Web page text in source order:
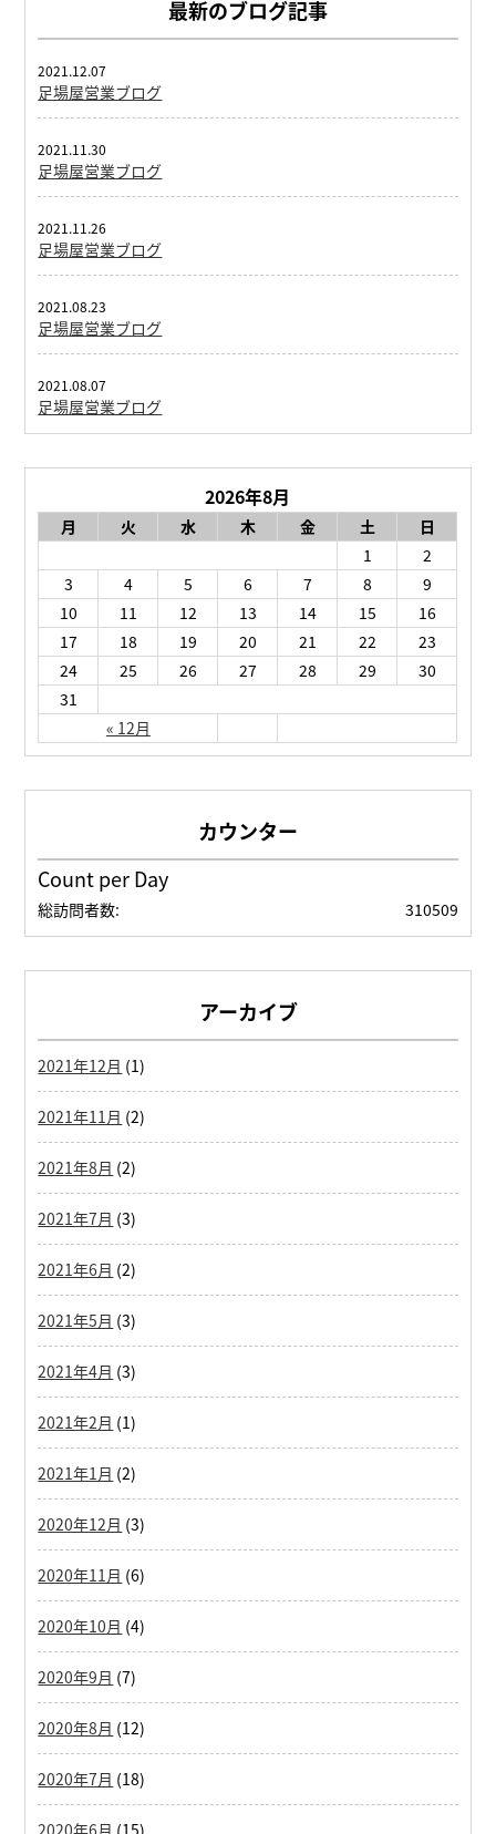
最新のブログ記事
足場屋営業ブログ
2021.12.07
足場屋営業ブログ
2021.11.30
足場屋営業ブログ
2021.11.26
足場屋営業ブログ
2021.08.23
足場屋営業ブログ
2021.08.07
2026年8月
月 火 水 木 金 土 日
« 12月
1
2
3
4 5 6 7 8
9
10
11 12 13 14 15
16
17
18 19 20 21 22
23
24
25 26 27 28 29
30
31
Count per Day
310509
総訪問者数:
アーカイブ
2021年12月 (1)
2021年11月 (2)
2021年8月 (2)
2021年7月 (3)
2021年6月 (2)
2021年5月 (3)
2021年4月 (3)
2021年2月 (1)
2021年1月 (2)
2020年12月 (3)
2020年11月 (6)
2020年10月 (4)
2020年9月 (7)
2020年8月 (12)
2020年7月 (18)
2020年6月 (15)